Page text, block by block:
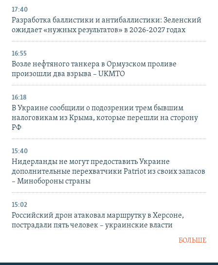
17:40
Разработка баллистики и антибаллистики: Зеленский
ожидает «нужных результатов» в 2026-2027 годах
16:55
Возле нефтяного танкера в Ормузском проливе
произошли два взрыва – UKMTO
16:18
В Украине сообщили о подозрении трем бывшим
налоговикам из Крыма, которые перешли на сторону
РФ
15:40
Нидерланды не могут предоставить Украине
дополнительные перехватчики Patriot из своих запасов
– Минобороны страны
15:02
Российский дрон атаковал маршрутку в Херсоне,
пострадали пять человек – украинские власти
БОЛЬШЕ